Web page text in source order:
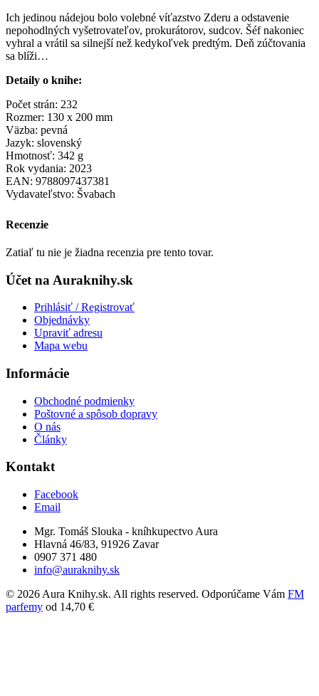
Ich jedinou nádejou bolo volebné víťazstvo Zderu a odstavenie
nepohodlných vyšetrovateľov, prokurátorov, sudcov. Šéf nakoniec
vyhral a vrátil sa silnejší než kedykoľvek predtým. Deň zúčtovania
sa blíži…
Detaily o knihe:
Počet strán: 232
Rozmer: 130 x 200 mm
Väzba: pevná
Jazyk: slovenský
Hmotnosť: 342 g
Rok vydania: 2023
EAN: 9788097437381
Vydavateľstvo: Švabach
Recenzie
Zatiaľ tu nie je žiadna recenzia pre tento tovar.
Účet na Auraknihy.sk
Prihlásiť / Registrovať
Objednávky
Upraviť adresu
Mapa webu
Informácie
Obchodné podmienky
Poštovné a spôsob dopravy
O nás
Články
Kontakt
Facebook
Email
Mgr. Tomáš Slouka - kníhkupectvo Aura
Hlavná 46/83, 91926 Zavar
0907 371 480
info@auraknihy.sk
© 2026 Aura Knihy.sk. All rights reserved. Odporúčame Vám FM
parfemy od 14,70 €